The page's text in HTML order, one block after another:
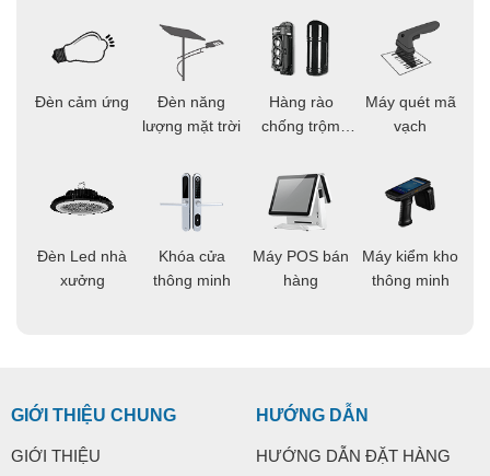
Đèn cảm ứng
Đèn Led nhà
xưởng
Đèn năng
lượng mặt trời
Khóa cửa
thông minh
Hàng rào
chống trộm
Máy POS bán
hàng
Máy quét mã
vạch
Máy kiểm kho
thông minh
GIỚI THIỆU CHUNG
GIỚI THIỆU
HƯỚNG DẪN
HƯỚNG DẪN ĐẶT HÀNG